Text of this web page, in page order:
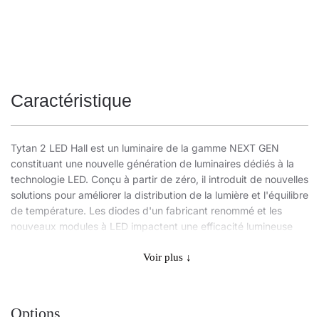
Caractéristique
Tytan 2 LED Hall est un luminaire de la gamme NEXT GEN
constituant une nouvelle génération de luminaires dédiés à la
technologie LED. Conçu à partir de zéro, il introduit de nouvelles
solutions pour améliorer la distribution de la lumière et l'équilibre
de température. Les diodes d'un fabricant renommé et les
nouveaux modules à LED impactent une efficacité lumineuse
d'éclairage requis et des économies d'énergie allant jusqu'à
Voir plus ↓
Options